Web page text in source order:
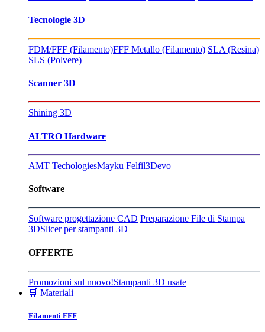
Tecnologie 3D
FDM/FFF (Filamento)FFF Metallo (Filamento) SLA (Resina)
SLS (Polvere)
Scanner 3D
Shining 3D
ALTRO Hardware
AMT TechologiesMayku Felfil3Devo
Software
Software progettazione CAD Preparazione File di Stampa
3DSlicer per stampanti 3D
OFFERTE
Promozioni sul nuovo!Stampanti 3D usate
🛒 Materiali
Filamenti FFF